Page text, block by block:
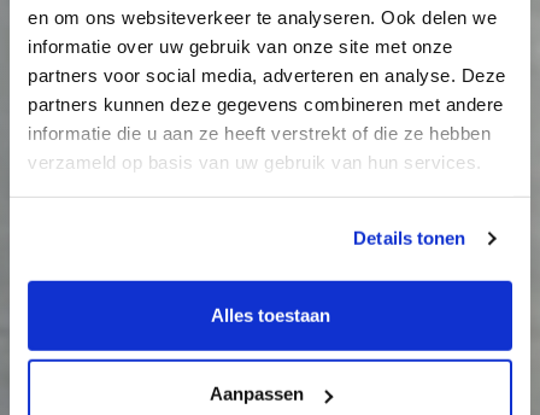
en om ons websiteverkeer te analyseren. Ook delen we
informatie over uw gebruik van onze site met onze
partners voor social media, adverteren en analyse. Deze
partners kunnen deze gegevens combineren met andere
informatie die u aan ze heeft verstrekt of die ze hebben
verzameld op basis van uw gebruik van hun services.
Details tonen
Alles toestaan
Aanpassen